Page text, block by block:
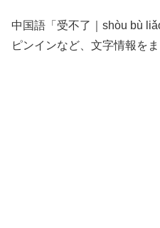
中国語「受不了｜shòu bù
ピンインなど、文字情報をま